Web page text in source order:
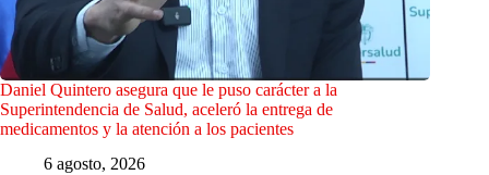
Daniel Quintero asegura que le puso carácter a la
Superintendencia de Salud, aceleró la entrega de
medicamentos y la atención a los pacientes
6 agosto, 2026